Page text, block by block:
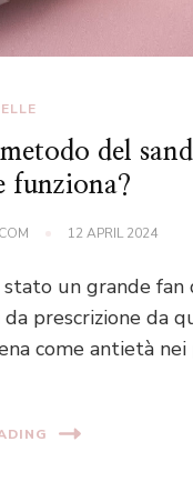
del
funziona?
12 APRIL 2024
stato un grande
prescrizione da
come antietà nei